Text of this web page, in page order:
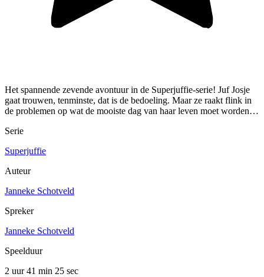
Het spannende zevende avontuur in de Superjuffie-serie! Juf Josje
gaat trouwen, tenminste, dat is de bedoeling. Maar ze raakt flink in
de problemen op wat de mooiste dag van haar leven moet worden…
Serie
Superjuffie
Auteur
Janneke Schotveld
Spreker
Janneke Schotveld
Speelduur
2 uur 41 min 25 sec